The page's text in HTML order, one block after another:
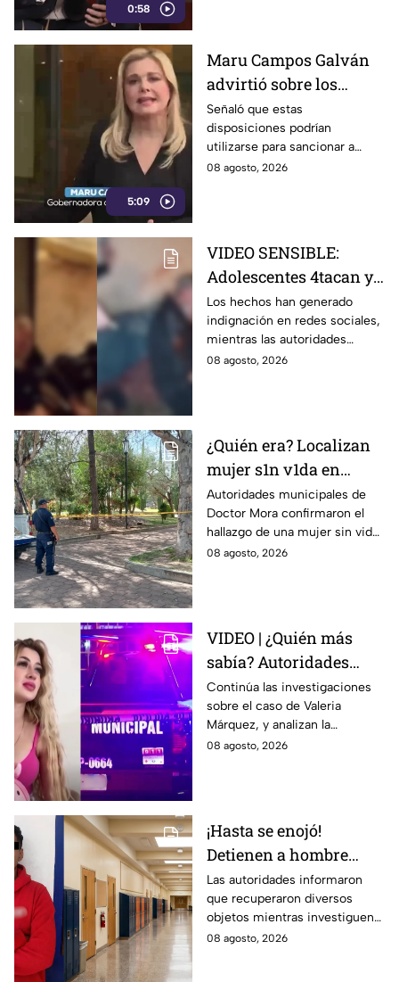
0:58
5:09
Maru Campos Galván
advirtió sobre los
riesgos de los nuevos
lineamientos para la
libertad de expresión
Señaló que estas
disposiciones podrían
utilizarse para sancionar a
medios y periodistas críticos
08 agosto, 2026
VIDEO SENSIBLE:
Adolescentes 4tacan y
quem4n a un abuelito
dentro de su casa
Los hechos han generado
indignación en redes sociales,
mientras las autoridades
investigan las circunstancias
08 agosto, 2026
¿Quién era? Localizan
mujer s1n v1da en
pleno centro histórico;
esto se sabe
Autoridades municipales de
Doctor Mora confirmaron el
hallazgo de una mujer sin vida
en la Alameda Municipal.
08 agosto, 2026
VIDEO | ¿Quién más
sabía? Autoridades
investigan a 2 o 3
personas más en el
caso de Valeria
Márquez
Continúa las investigaciones
sobre el caso de Valeria
Márquez, y analizan la
participación de otras
08 agosto, 2026
¡Hasta se enojó!
Detienen a hombre
dentro de una
secundaria de
Guanajuato; así sucedió
Las autoridades informaron
que recuperaron diversos
objetos mientras investiguen
las causas del incidente.
08 agosto, 2026